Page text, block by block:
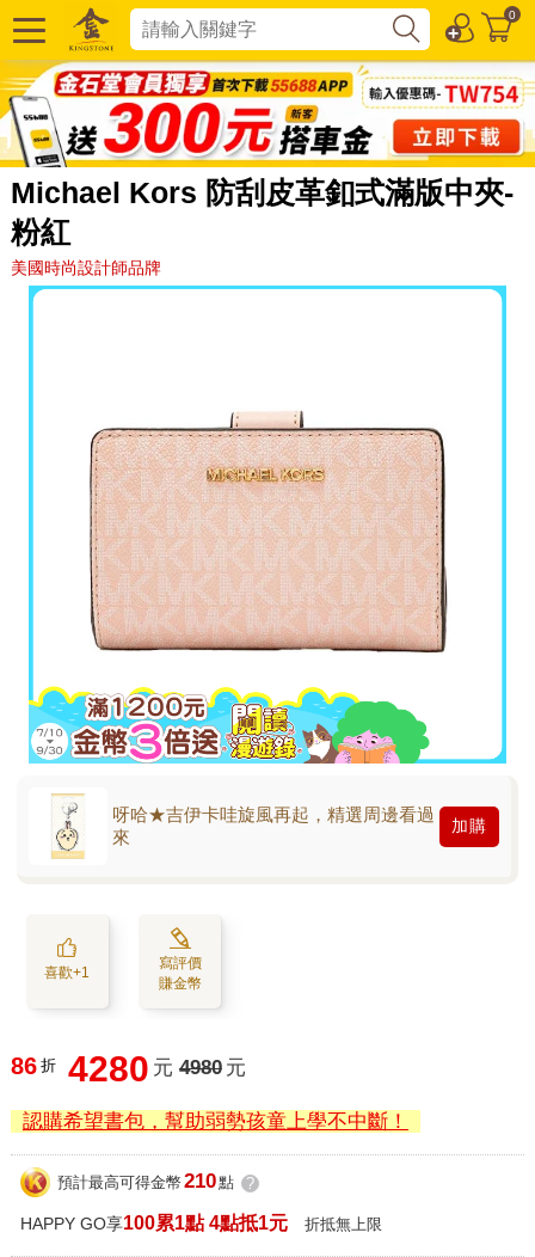
0
Michael Kors 防刮皮革釦式滿版中夾-
粉紅
美國時尚設計師品牌
呀哈★吉伊卡哇旋風再起，精選周邊看過
來
加購
喜歡+1
寫評價
賺金幣
86 折 4280 元 4980 元
認購希望書包，幫助弱勢孩童上學不中斷！
預計最高可得金幣 210點 ?
HAPPY GO享100累1點 4點抵1元 折抵無上限